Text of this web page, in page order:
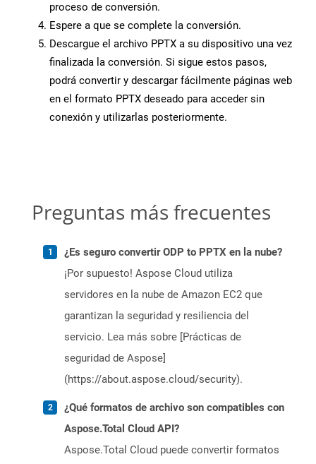
proceso de conversión.
Espere a que se complete la conversión.
Descargue el archivo PPTX a su dispositivo una vez
finalizada la conversión. Si sigue estos pasos,
podrá convertir y descargar fácilmente páginas web
en el formato PPTX deseado para acceder sin
conexión y utilizarlas posteriormente.
Preguntas más frecuentes
¿Es seguro convertir ODP to PPTX en la nube?
¡Por supuesto! Aspose Cloud utiliza
servidores en la nube de Amazon EC2 que
garantizan la seguridad y resiliencia del
servicio. Lea más sobre [Prácticas de
seguridad de Aspose]
(https://about.aspose.cloud/security).
¿Qué formatos de archivo son compatibles con
Aspose.Total Cloud API?
Aspose.Total Cloud puede convertir formatos